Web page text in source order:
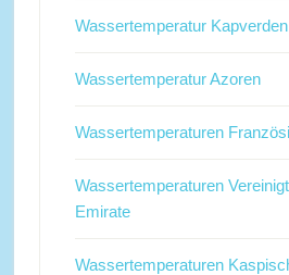
Wassertemperatur Kapverden
Wassertemperatur Azoren
Wassertemperaturen
Wassertemperaturen
Emirate
Wassertemperaturen